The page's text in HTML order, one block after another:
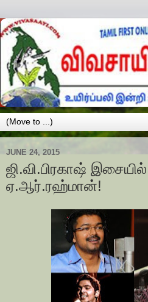
JUNE 24, 2015
ஜி.வி.பிரகாஷ்
ஏ.ஆர்.ரஹ்மான்!